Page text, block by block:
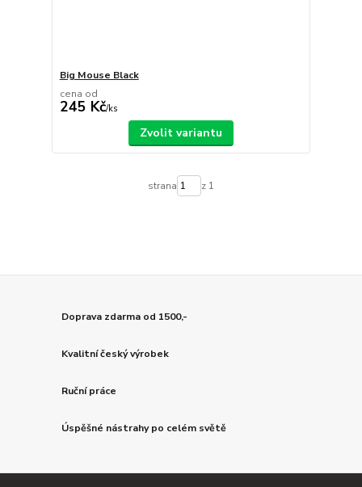
Big Mouse Black
cena od
245 Kč/ks
Zvolit variantu
strana z 1
Doprava zdarma od 1500,-
Kvalitní český výrobek
Ruční práce
Úspěšné nástrahy po celém světě